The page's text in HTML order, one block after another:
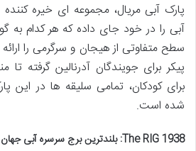
پارک آبی مریال، مجموعه ای خیره
آبی را در خود جای داده که هر کدام به
سطح متفاوتی از هیجان و سرگرمی را
پیکر برای جویندگان آدرنالین گرفته تا
برای کودکان، تمامی سلیقه ها در این
شده است.
The RIG 1938: بلندترین برج سرسره آبی جهان